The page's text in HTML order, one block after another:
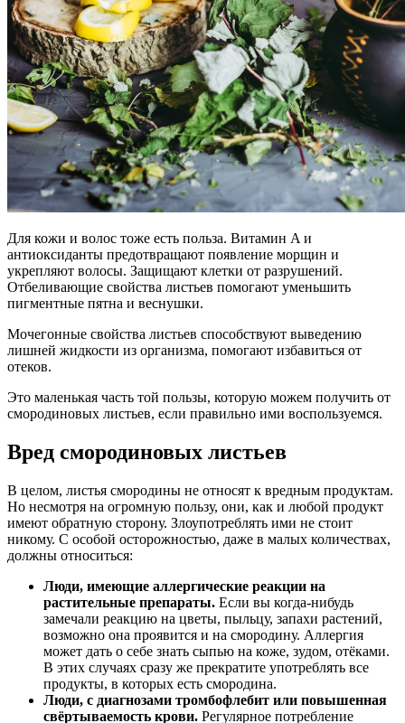
Для кожи и волос тоже есть польза. Витамин A и
антиоксиданты предотвращают появление морщин и
укрепляют волосы. Защищают клетки от разрушений.
Отбеливающие свойства листьев помогают уменьшить
пигментные пятна и веснушки.
Мочегонные свойства листьев способствуют выведению
лишней жидкости из организма, помогают избавиться от
отеков.
Это маленькая часть той пользы, которую можем получить от
смородиновых листьев, если правильно ими воспользуемся.
Вред смородиновых листьев
В целом, листья смородины не относят к вредным продуктам.
Но несмотря на огромную пользу, они, как и любой продукт
имеют обратную сторону. Злоупотреблять ими не стоит
никому. С особой осторожностью, даже в малых количествах,
должны относиться:
Люди, имеющие аллергические реакции на
растительные препараты. Если вы когда-нибудь
замечали реакцию на цветы, пыльцу, запахи растений,
возможно она проявится и на смородину. Аллергия
может дать о себе знать сыпью на коже, зудом, отёками.
В этих случаях сразу же прекратите употреблять все
продукты, в которых есть смородина.
Люди, с диагнозами тромбофлебит или повышенная
свёртываемость крови. Регулярное потребление